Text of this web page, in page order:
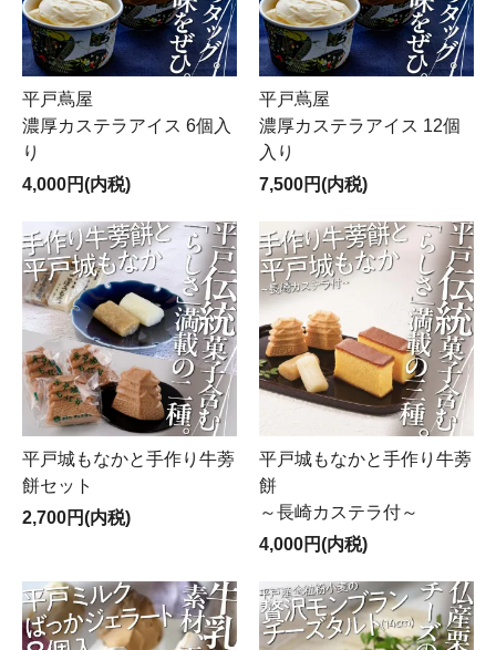
平戸蔦屋
濃厚カステラアイス 6個入
り
4,000円(内税)
平戸蔦屋
濃厚カステラアイス 12個
入り
7,500円(内税)
平戸城もなかと手作り牛蒡
餅セット
2,700円(内税)
平戸城もなかと手作り牛蒡
餅
～長崎カステラ付～
4,000円(内税)